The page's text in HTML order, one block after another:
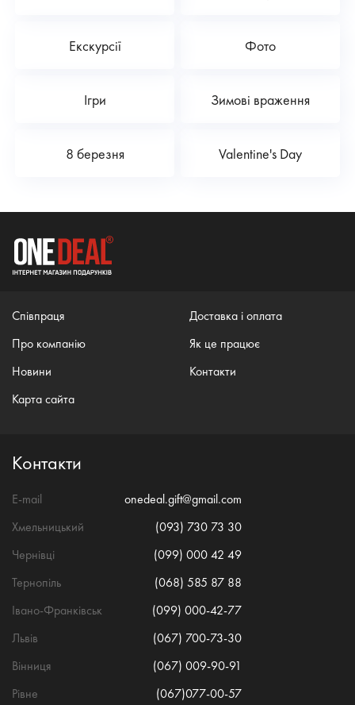
Екскурсії Фото
Ігри Зимові враження
8 березня Valentine's Day
Співпраця
Про компанію
Новини
Карта сайта
Доставка і оплата
Як це працює
Контакти
Контакти
E-mail
onedeal.gift@gmail.com
Хмельницький
(093) 730 73 30
Чернівці
(099) 000 42 49
Тернопіль
(068) 585 87 88
Івано-Франківськ
(099) 000-42-77
Львів
(067) 700-73-30
Вінниця
(067) 009-90-91
Рівне
(067)077-00-57